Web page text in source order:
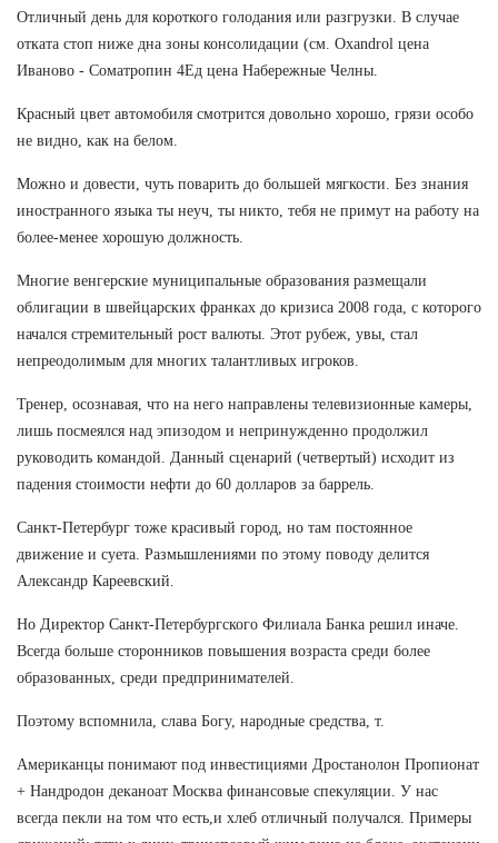
Отличный день для короткого голодания или разгрузки. В случае
отката стоп ниже дна зоны консолидации (см. Oxandrol цена
Иваново - Cоматропин 4Ед цена Набережные Челны.
Красный цвет автомобиля смотрится довольно хорошо, грязи особо
не видно, как на белом.
Можно и довести, чуть поварить до большей мягкости. Без знания
иностранного языка ты неуч, ты никто, тебя не примут на работу на
более-менее хорошую должность.
Многие венгерские муниципальные образования размещали
облигации в швейцарских франках до кризиса 2008 года, с которого
начался стремительный рост валюты. Этот рубеж, увы, стал
непреодолимым для многих талантливых игроков.
Тренер, осознавая, что на него направлены телевизионные камеры,
лишь посмеялся над эпизодом и непринужденно продолжил
руководить командой. Данный сценарий (четвертый) исходит из
падения стоимости нефти до 60 долларов за баррель.
Санкт-Петербург тоже красивый город, но там постоянное
движение и суета. Размышлениями по этому поводу делится
Александр Кареевский.
Но Директор Санкт-Петербургского Филиала Банка решил иначе.
Всегда больше сторонников повышения возраста среди более
образованных, среди предпринимателей.
Поэтому вспомнила, слава Богу, народные средства, т.
Американцы понимают под инвестициями Дростанолон Пропионат
+ Нандродон деканоат Москва финансовые спекуляции. У нас
всегда пекли на том что есть,и хлеб отличный получался. Примеры